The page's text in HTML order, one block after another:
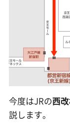
今度はJRの西
説します。